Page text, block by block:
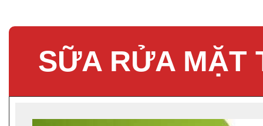
SỮA RỬA MẶT